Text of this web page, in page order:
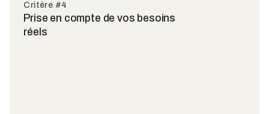
Critère #4
Prise en compte de vos besoins
réels